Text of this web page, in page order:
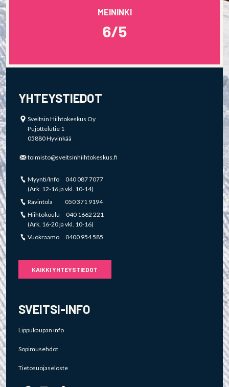
MEININKI
6/5
YHTEYSTIEDOT
Sveitsin Hiihtokeskus Oy
Pujottelutie 1
05880 Hyvinkää
toimisto@sveitsinhiihtokeskus.fi
Myynti/Info 040 087 7077
(Ark. 12-16 ja vkl. 10-14)
Ravintola 050 371 9194
Hiihtokoulu 040 1662 221
(Ark. 16-20 ja vkl. 10-16)
Vuokraamo 0400 954 585
KAIKKI YHTEYSTIEDOT
SVEITSI-INFO
Lippukaupan info
Sopimusehdot
Tietosuojaseloste